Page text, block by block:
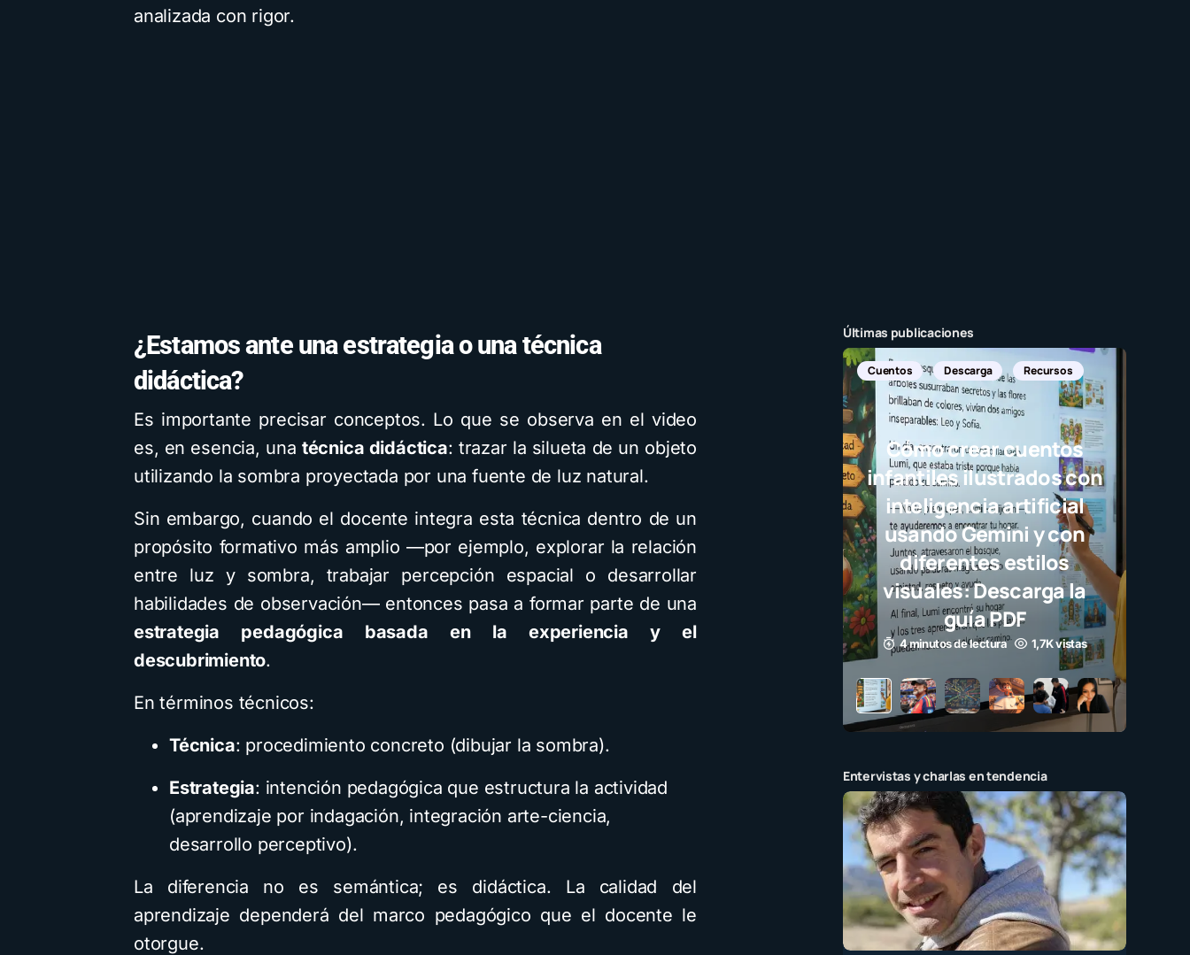
analizada con rigor.
¿Estamos ante una estrategia o una técnica
didáctica?
Es importante precisar conceptos. Lo que se observa en el video
es, en esencia, una técnica didáctica: trazar la silueta de un objeto
utilizando la sombra proyectada por una fuente de luz natural.
Sin embargo, cuando el docente integra esta técnica dentro de un
propósito formativo más amplio —por ejemplo, explorar la relación
entre luz y sombra, trabajar percepción espacial o desarrollar
habilidades de observación— entonces pasa a formar parte de una
estrategia pedagógica basada en la experiencia y el
descubrimiento.
En términos técnicos:
Técnica: procedimiento concreto (dibujar la sombra).
Estrategia: intención pedagógica que estructura la actividad
(aprendizaje por indagación, integración arte-ciencia,
desarrollo perceptivo).
La diferencia no es semántica; es didáctica. La calidad del
aprendizaje dependerá del marco pedagógico que el docente le
otorgue.
Últimas publicaciones
Cuentos Descarga Recursos
Cómo crear cuentos
infantiles ilustrados con
inteligencia artificial
usando Gemini y con
diferentes estilos
visuales: Descarga la
guía PDF
4 minutos de lectura 1,7K vistas
Entervistas y charlas en tendencia